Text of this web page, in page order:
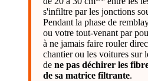
s'infiltre par les jonctions
Pendant la phase de
ou votre tout-venant par
à ne jamais faire rouler
chantier ou les voitures sur
de ne pas déchirer les
de sa matrice filtrante.